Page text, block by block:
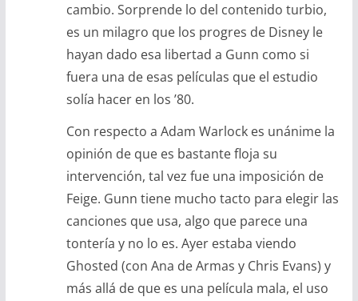
cambio. Sorprende lo del contenido turbio,
es un milagro que los progres de Disney le
hayan dado esa libertad a Gunn como si
fuera una de esas películas que el estudio
solía hacer en los ’80.
Con respecto a Adam Warlock es unánime la
opinión de que es bastante floja su
intervención, tal vez fue una imposición de
Feige. Gunn tiene mucho tacto para elegir las
canciones que usa, algo que parece una
tontería y no lo es. Ayer estaba viendo
Ghosted (con Ana de Armas y Chris Evans) y
más allá de que es una película mala, el uso